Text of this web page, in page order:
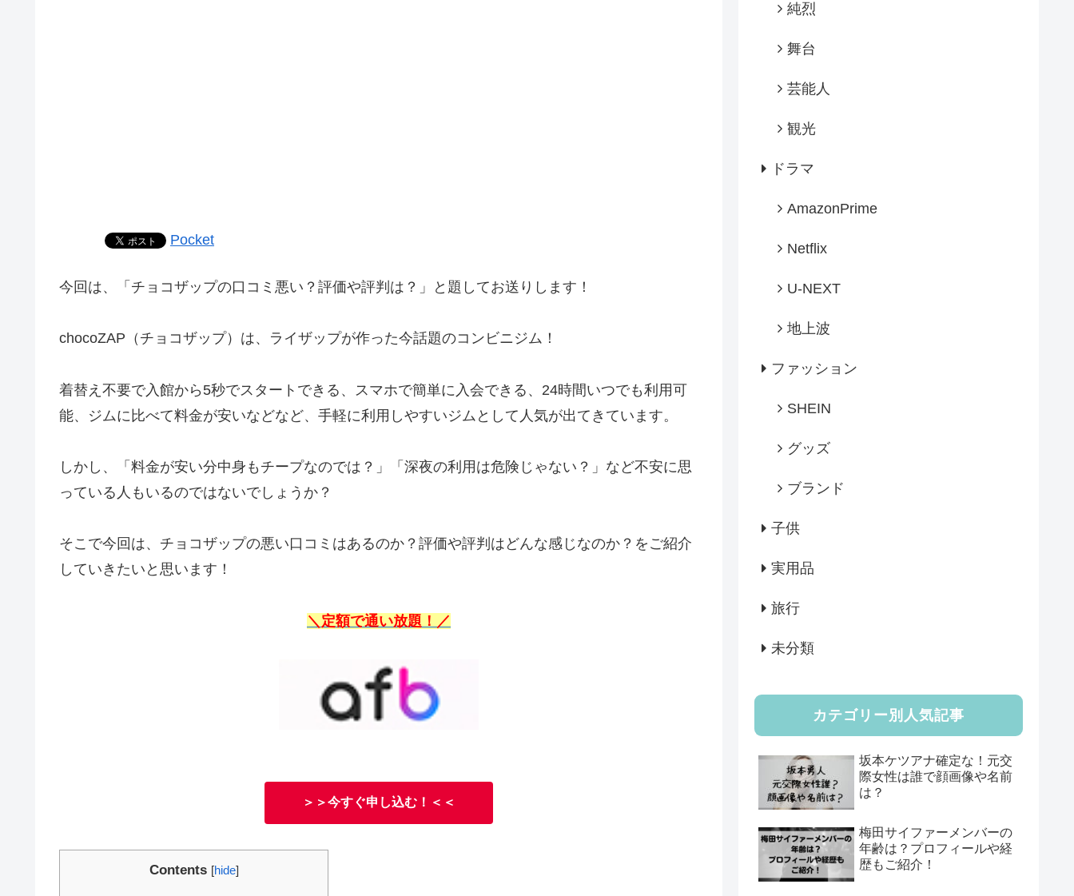
Pocket
今回は、「チョコザップの口コミ悪い？評価や評判は？」と題してお送りします！
chocoZAP（チョコザップ）は、ライザップが作った今話題のコンビニジム！
着替え不要で入館から5秒でスタートできる、スマホで簡単に入会できる、24時間いつでも利用可
能、ジムに比べて料金が安いなどなど、手軽に利用しやすいジムとして人気が出てきています。
しかし、「料金が安い分中身もチープなのでは？」「深夜の利用は危険じゃない？」など不安に思
っている人もいるのではないでしょうか？
そこで今回は、チョコザップの悪い口コミはあるのか？評価や評判はどんな感じなのか？をご紹介
していきたいと思います！
＼定額で通い放題！／
＞＞今すぐ申し込む！＜＜
Contents [hide]
純烈
舞台
芸能人
観光
ドラマ
AmazonPrime
Netflix
U-NEXT
地上波
ファッション
SHEIN
グッズ
ブランド
子供
実用品
旅行
未分類
カテゴリー別人気記事
坂本ケツアナ確定な！元交
際女性は誰で顔画像や名前
は？
梅田サイファーメンバーの
年齢は？プロフィールや経
歴もご紹介！